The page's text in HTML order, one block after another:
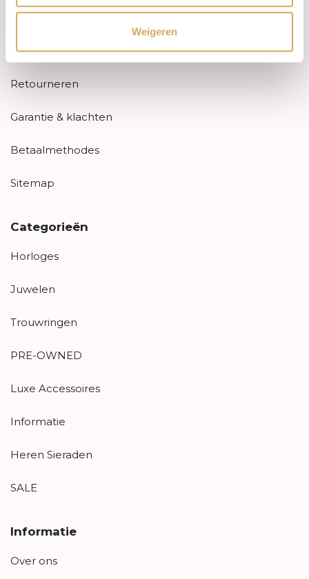
Weigeren
FAQ
Aanbiedingen
Retourneren
Garantie & klachten
Betaalmethodes
Sitemap
Categorieën
Horloges
Juwelen
Trouwringen
PRE-OWNED
Luxe Accessoires
Informatie
Heren Sieraden
SALE
Informatie
Over ons